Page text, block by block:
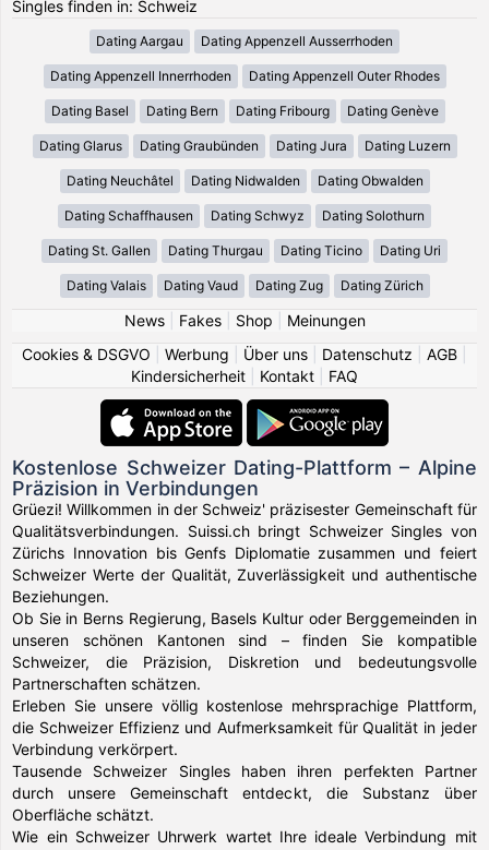
Singles finden in: Schweiz
Dating Aargau Dating Appenzell Ausserrhoden
Dating Appenzell Innerrhoden Dating Appenzell Outer Rhodes
Dating Basel Dating Bern Dating Fribourg Dating Genève
Dating Glarus Dating Graubünden Dating Jura Dating Luzern
Dating Neuchâtel Dating Nidwalden Dating Obwalden
Dating Schaffhausen Dating Schwyz Dating Solothurn
Dating St. Gallen Dating Thurgau Dating Ticino Dating Uri
Dating Valais Dating Vaud Dating Zug Dating Zürich
News| Fakes| Shop
Meinungen
Cookies & DSGVO
Werbung Über uns Datenschutz AGB
Kindersicherheit
Kontakt FAQ
Kostenlose Schweizer Dating-Plattform – Alpine
Präzision in Verbindungen
Grüezi! Willkommen in der Schweiz' präzisester Gemeinschaft für
Qualitätsverbindungen. Suissi.ch bringt Schweizer Singles von
Zürichs Innovation bis Genfs Diplomatie zusammen und feiert
Schweizer Werte der Qualität, Zuverlässigkeit und authentische
Beziehungen.
Ob Sie in Berns Regierung, Basels Kultur oder Berggemeinden in
unseren schönen Kantonen sind – finden Sie kompatible
Schweizer, die Präzision, Diskretion und bedeutungsvolle
Partnerschaften schätzen.
Erleben Sie unsere völlig kostenlose mehrsprachige Plattform,
die Schweizer Effizienz und Aufmerksamkeit für Qualität in jeder
Verbindung verkörpert.
Tausende Schweizer Singles haben ihren perfekten Partner
durch unsere Gemeinschaft entdeckt, die Substanz über
Oberfläche schätzt.
Wie ein Schweizer Uhrwerk wartet Ihre ideale Verbindung mit